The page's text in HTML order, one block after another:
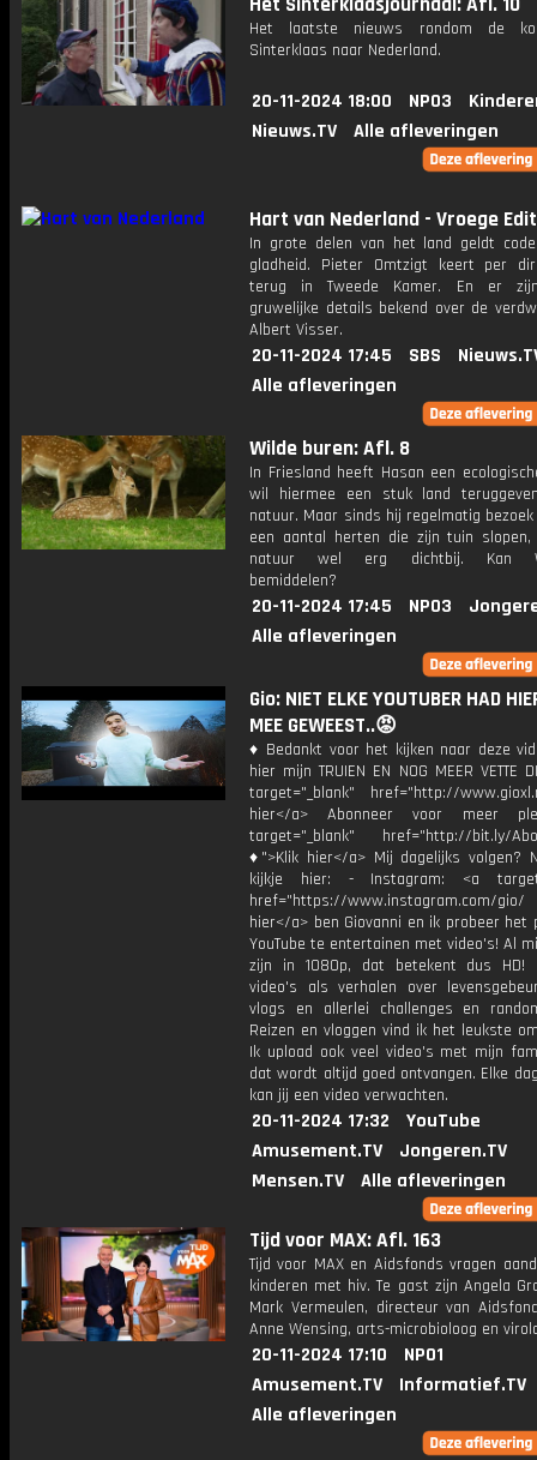
Het laatste nieuws rondom de
Sinterklaas naar Nederland.
20-11-2024 18:00 NPO3
Nieuws.TV
Alle afleveringen
Hart van Nederland - Vroege
In grote delen van het land geldt
gladheid. Pieter Omtzigt keert per
terug in Tweede Kamer. En er
gruwelijke details bekend over de
Albert Visser.
20-11-2024 17:45 SBS
Alle afleveringen
Wilde buren: Afl. 8
In Friesland heeft Hasan een
wil hiermee een stuk land
natuur. Maar sinds hij regelmatig
een aantal herten die zijn tuin
natuur wel erg dichtbij. Kan
bemiddelen?
20-11-2024 17:45 NPO3
Alle afleveringen
Gio: NIET ELKE YOUTUBER HAD
MEE GEWEEST..😡
♦ Bedankt voor het kijken naar deze
hier mijn TRUIEN EN NOG MEER VETTE
target="_blank" href="http://
hier</a> Abonneer voor meer
target="_blank" href="http://bit.ly/
♦">Klik hier</a> Mij dagelijks volgen?
kijkje hier: - Instagram: <a
href="https://www.instagram.com/
hier</a> ben Giovanni en ik probeer het
YouTube te entertainen met video's! Al
zijn in 1080p, dat betekent dus HD!
video's als verhalen over
vlogs en allerlei challenges en
Reizen en vloggen vind ik het leukste
Ik upload ook veel video's met mijn
dat wordt altijd goed ontvangen. Elke
kan jij een video verwachten.
20-11-2024 17:32
YouTube
Amusement.TV
Jongeren.TV
Mensen.TV
Alle afleveringen
Tijd voor MAX: Afl. 163
Tijd voor MAX en Aidsfonds vragen
kinderen met hiv. Te gast zijn Angela
Mark Vermeulen, directeur van
Anne Wensing, arts-microbioloog en
20-11-2024 17:10
NPO1
Amusement.TV
Informatief.TV
Alle afleveringen